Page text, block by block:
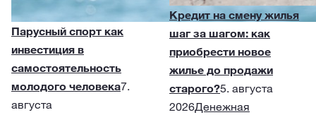
Парусный спорт как
инвестиция в
самостоятельность
молодого человека7.
августа
Кредит на смену жилья
шаг за шагом: как
приобрести новое
жилье до продажи
старого?5. августа
2026Денежная